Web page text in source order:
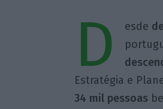
D esde
Estratégia e
34 mil pessoas